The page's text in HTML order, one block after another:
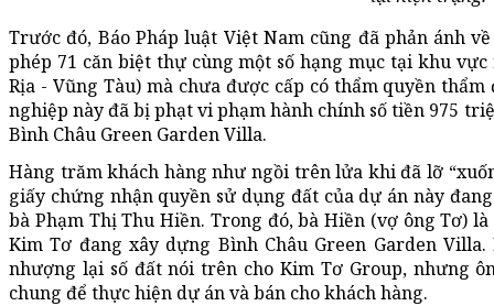
Trước đó, Báo Pháp luật Việt Nam cũng đã phản ánh
phép 71 căn biệt thự cùng một số hạng mục tại khu
Rịa - Vũng Tàu) mà chưa được cấp có thẩm quyền
nghiệp này đã bị phạt vi phạm hành chính số tiền 975
Bình Châu Green Garden Villa.
Hàng trăm khách hàng như ngồi trên lửa khi đã lỡ
giấy chứng nhận quyền sử dụng đất của dự án này
bà Phạm Thị Thu Hiền. Trong đó, bà Hiền (vợ ông Tơ)
Kim Tơ đang xây dựng Bình Châu Green Garden
nhượng lại số đất nói trên cho Kim Tơ Group, nhưng
chung để thực hiện dự án và bán cho khách hàng.